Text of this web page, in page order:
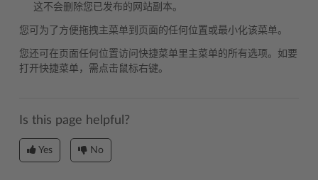
这不会删除您已发布的网站副本。
您可为了方便拖拽主菜单到页面的任何位置或最小化该菜单。
您还可在页面任何位置访问快捷菜单里主菜单的所有选项。如要
打开快捷菜单，需点击鼠标右键。
Is this page helpful?
Yes No